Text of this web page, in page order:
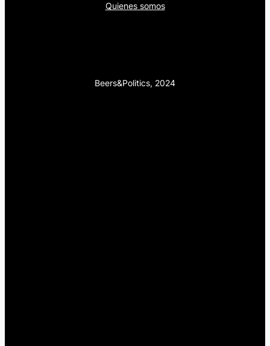
Quienes somos
Beers&Politics, 2024